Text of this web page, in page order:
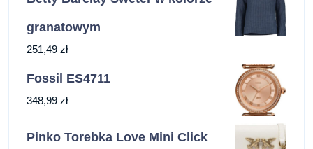
granatowym
251,49 zł
Fossil ES4711
348,99 zł
Pinko Torebka Love Mini Click